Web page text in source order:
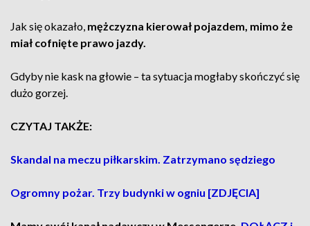
Jak się okazało, mężczyzna kierował pojazdem, mimo że
miał cofnięte prawo jazdy.
Gdyby nie kask na głowie – ta sytuacja mogłaby skończyć się
dużo gorzej.
CZYTAJ TAKŻE:
Skandal na meczu piłkarskim. Zatrzymano sędziego
Ogromny pożar. Trzy budynki w ogniu [ZDJĘCIA]